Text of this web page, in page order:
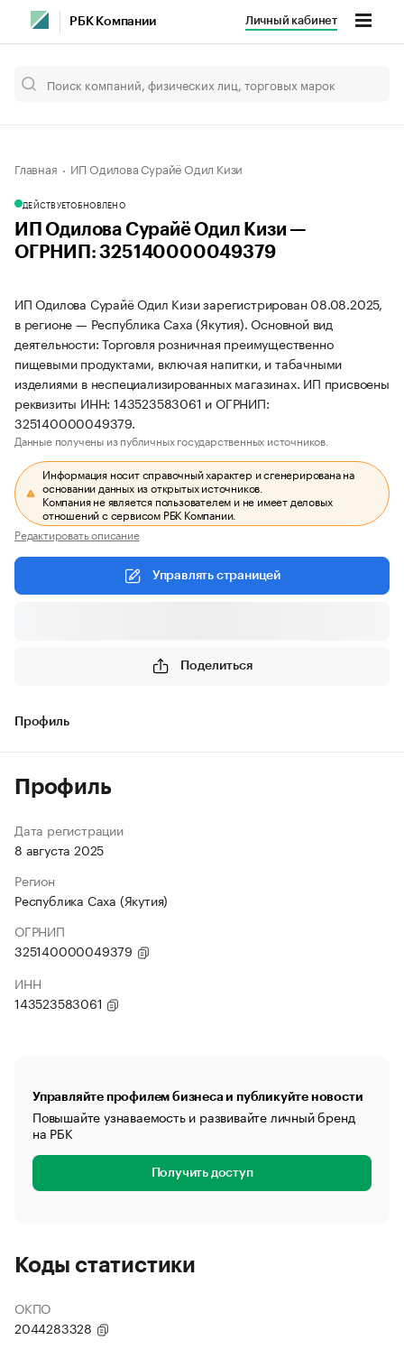
РБК Компании Личный кабинет
Главная ИП Одилова Сурайё Одил Кизи
ДЕЙСТВУЕТОБНОВЛЕНО
ИП Одилова Сурайё Одил Кизи —
ОГРНИП: 325140000049379
ИП Одилова Сурайё Одил Кизи зарегистрирован 08.08.2025,
в регионе — Республика Саха (Якутия). Основной вид
деятельности: Торговля розничная преимущественно
пищевыми продуктами, включая напитки, и табачными
изделиями в неспециализированных магазинах. ИП присвоены
реквизиты ИНН: 143523583061 и ОГРНИП:
325140000049379.
Данные получены из публичных государственных источников.
Информация носит справочный характер и сгенерирована на
основании данных из открытых источников.
Компания не является пользователем и не имеет деловых
отношений с сервисом РБК Компании.
Редактировать описание
Управлять страницей
Поделиться
Профиль
Профиль
Дата регистрации
8 августа 2025
Регион
Республика Саха (Якутия)
ОГРНИП
325140000049379
ИНН
143523583061
Управляйте профилем бизнеса и публикуйте новости
Повышайте узнаваемость и развивайте личный бренд
на РБК
Получить доступ
Коды статистики
ОКПО
2044283328